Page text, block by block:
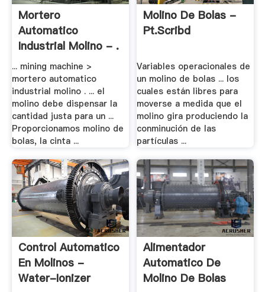
Mortero
Automatico
Industrial Molino - .
... mining machine >
mortero automatico
industrial molino . ... el
molino debe dispensar la
cantidad justa para un ...
Proporcionamos molino de
bolas, la cinta ...
Molino De Bolas -
Pt.scribd
Variables operacionales de
un molino de bolas ... los
cuales están libres para
moverse a medida que el
molino gira produciendo la
conminución de las
partículas ...
Control Automatico
En Molinos -
Water-Ionizer
Alimentador
Automatico De
Molino De Bolas